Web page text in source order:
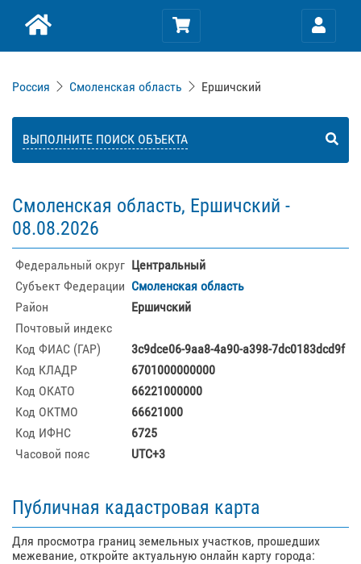
Россия Смоленская область Ершичский
ВЫПОЛНИТЕ ПОИСК ОБЪЕКТА
Смоленская область, Ершичский -
08.08.2026
Федеральный округ Центральный
Субъект Федерации Смоленская область
Район
Ершичский
Почтовый индекс
Код ФИАС (ГАР)
3c9dce06-9aa8-4a90-a398-7dc0183dcd9f
Код КЛАДР
6701000000000
Код ОКАТО
66221000000
Код ОКТМО
66621000
Код ИФНС
6725
Часовой пояс
UTC+3
Публичная кадастровая карта
Для просмотра границ земельных участков, прошедших
межевание, откройте актуальную онлайн карту города: